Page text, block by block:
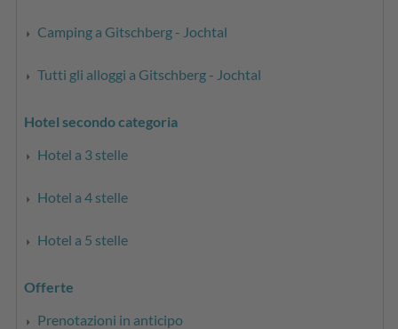
Camping a Gitschberg - Jochtal
Tutti gli alloggi a Gitschberg - Jochtal
Hotel secondo categoria
Hotel a 3 stelle
Hotel a 4 stelle
Hotel a 5 stelle
Offerte
Prenotazioni in anticipo